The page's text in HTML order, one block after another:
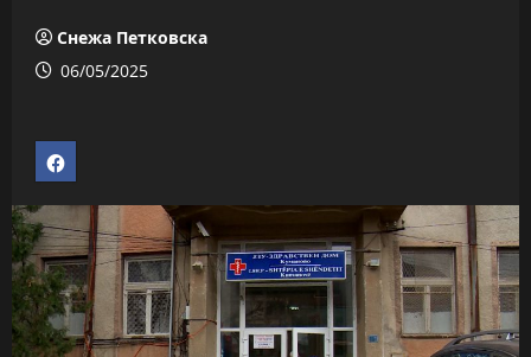
Снежа Петковска
06/05/2025